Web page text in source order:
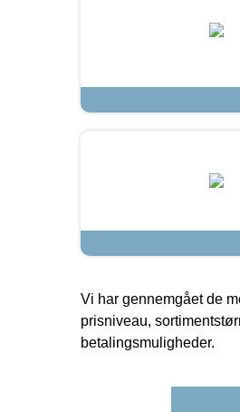
Vi har gennemgået de
prisniveau,
betalingsmuligheder.